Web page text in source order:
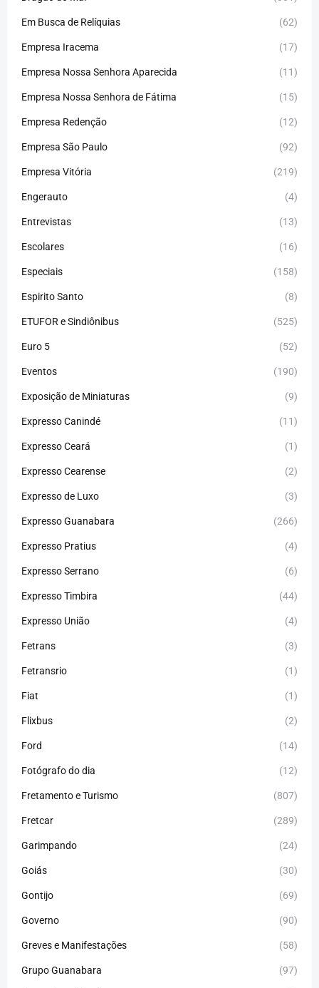
Em Busca de Relíquias (62)
Empresa Iracema (17)
Empresa Nossa Senhora Aparecida (11)
Empresa Nossa Senhora de Fátima (15)
Empresa Redenção (12)
Empresa São Paulo (92)
Empresa Vitória (219)
Engerauto (4)
Entrevistas (13)
Escolares (16)
Especiais (158)
Espirito Santo (8)
ETUFOR e Sindiônibus (525)
Euro 5 (52)
Eventos (190)
Exposição de Miniaturas (9)
Expresso Canindé (11)
Expresso Ceará (1)
Expresso Cearense (2)
Expresso de Luxo (3)
Expresso Guanabara (266)
Expresso Pratius (4)
Expresso Serrano (6)
Expresso Timbira (44)
Expresso União (4)
Fetrans (3)
Fetransrio (1)
Fiat (1)
Flixbus (2)
Ford (14)
Fotógrafo do dia (12)
Fretamento e Turismo (807)
Fretcar (289)
Garimpando (24)
Goiás (30)
Gontijo (69)
Governo (90)
Greves e Manifestações (58)
Grupo Guanabara (97)